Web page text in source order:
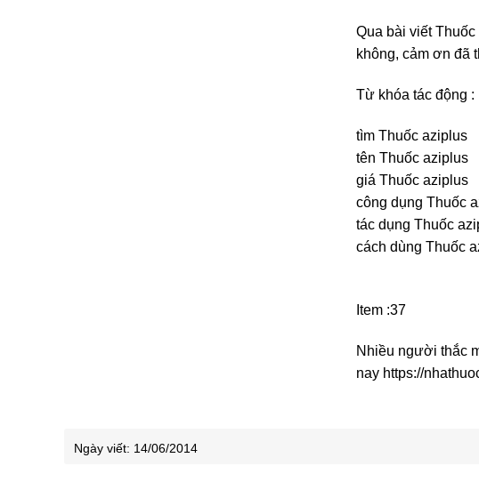
Qua bài viết
không, cảm ơn đã
Từ khóa tác động :
tìm Thuốc aziplus
tên Thuốc aziplus
giá Thuốc aziplus
công dụng Thuốc
tác dụng Thuốc
cách dùng Thuốc
Item :37
Nhiều người thắc
nay https://
Ngày viết: 14/06/2014